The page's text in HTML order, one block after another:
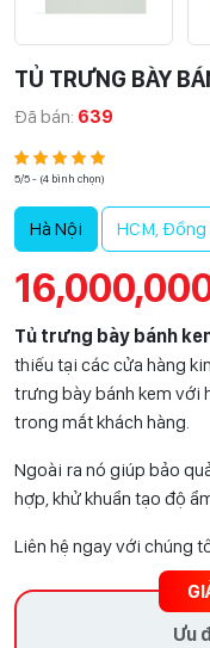
TỦ TRƯNG BÀY
Đã bán: 639
5/5 - (4 bình chọn)
Hà Nội HCM, Đồng
Tủ trưng bày bánh
thiếu tại các cửa hàng
trưng bày bánh kem với
trong mắt khách hàng.
Ngoài ra nó giúp bảo
hợp,khử khuẩn tạo độ
Liên hệ ngay với chúng
Ưu